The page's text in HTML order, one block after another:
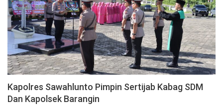
Kapolres Sawahlunto Pimpin Sertijab Kabag SDM
Dan Kapolsek Barangin